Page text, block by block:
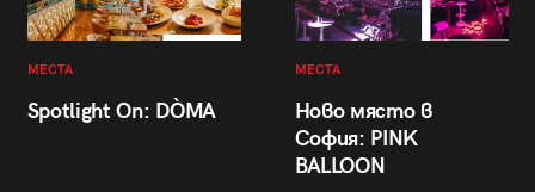
МЕСТА
Spotlight On: DÒMA
МЕСТА
Ново място в
София: PINK
BALLOON